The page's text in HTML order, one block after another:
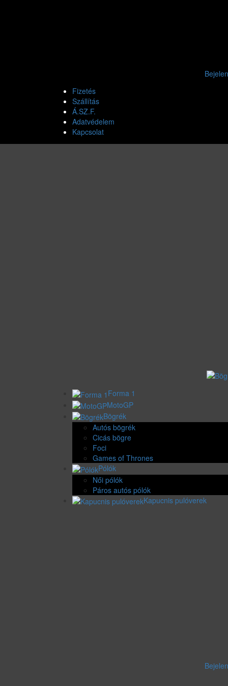
Fizetés
Szállítás
Á.SZ.F.
Adatvédelem
Kapcsolat
Forma 1
MotoGP
Bögrék
Autós bögrék
Cicás bögre
Foci
Games of Thrones
Pólók
Női pólók
Páros autós pólók
Kapucnis pulóverek